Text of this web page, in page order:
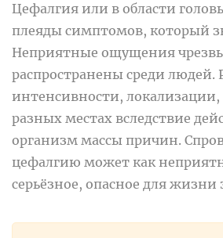
Цефалгия или в области
плеяды симптомов, который
Неприятные ощущения
распространены среди людей.
интенсивности,
разных местах вследствие
организм массы причин.
цефалгию может как
серьёзное, опасное для жизни